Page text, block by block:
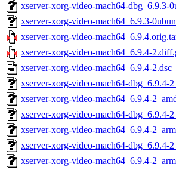
xserver-xorg-video-mach64-dbg_6.9.3-
xserver-xorg-video-mach64_6.9.3-
xserver-xorg-video-
xserver-xorg-video-mach64_6.9.4-
xserver-xorg-video-mach64_6.9.4-2.dsc
xserver-xorg-video-mach64-dbg_6.9.4-
xserver-xorg-video-mach64_6.9.4-
xserver-xorg-video-mach64-dbg_6.9.4-
xserver-xorg-video-mach64_6.9.4-
xserver-xorg-video-mach64-dbg_6.9.4-
xserver-xorg-video-mach64_6.9.4-